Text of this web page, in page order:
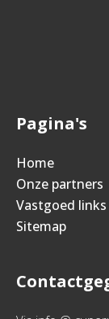
Pagina's
Home
Onze partners
Vastgoed links
Sitemap